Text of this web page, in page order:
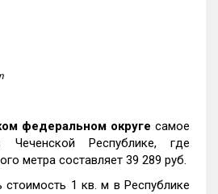
федеральном округе самое
Республике, где
метра составляет 39 289 руб.
стоимость 1 кв. м в Республике